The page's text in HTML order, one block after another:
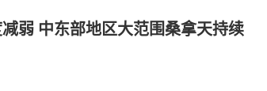
弱 中东部地区大范围桑拿天持续